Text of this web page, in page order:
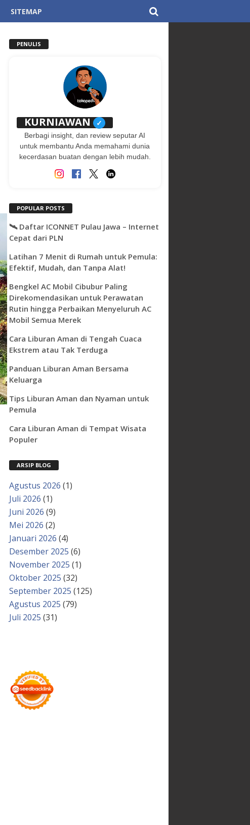
SITEMAP
PENULIS
KURNIAWAN ✓
Berbagi insight, dan review seputar AI
untuk membantu Anda memahami dunia
kecerdasan buatan dengan lebih mudah.
POPULAR POSTS
🛰️ Daftar ICONNET Pulau Jawa – Internet
Cepat dari PLN
Latihan 7 Menit di Rumah untuk Pemula:
Efektif, Mudah, dan Tanpa Alat!
Bengkel AC Mobil Cibubur Paling
Direkomendasikan untuk Perawatan
Rutin hingga Perbaikan Menyeluruh AC
Mobil Semua Merek
Cara Liburan Aman di Tengah Cuaca
Ekstrem atau Tak Terduga
Panduan Liburan Aman Bersama
Keluarga
Tips Liburan Aman dan Nyaman untuk
Pemula
Cara Liburan Aman di Tempat Wisata
Populer
ARSIP BLOG
Agustus 2026 (1)
Juli 2026 (1)
Juni 2026 (9)
Mei 2026 (2)
Januari 2026 (4)
Desember 2025 (6)
November 2025 (1)
Oktober 2025 (32)
September 2025 (125)
Agustus 2025 (79)
Juli 2025 (31)